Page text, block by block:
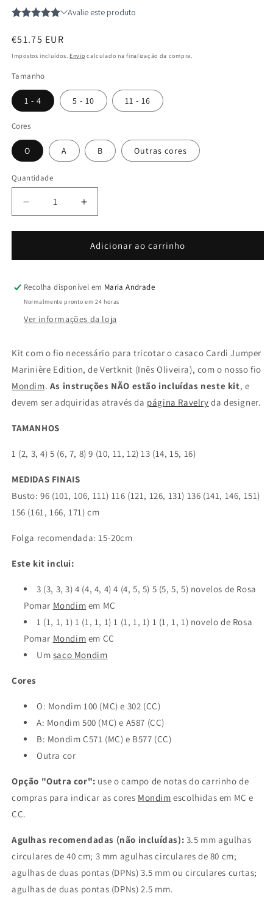
Preço
normal
€51.75 EUR
Impostos incluídos. Envio calculado na finalização da compra.
Tamanho
1 - 4 5 - 10 11 - 16
Cores
O A B Outras cores
Quantidade
Quantidade
Diminuir
a
quantidade
Kit
Jumper
Marinière
Aumentar
a
quantidade
de
Kit
Jumper
Marinière
Adicionar ao carrinho
Recolha disponível em Maria Andrade
Normalmente pronto em 24 horas
Ver informações da loja
Kit com o fio necessário para tricotar o casaco Cardi Jumper
Marinière Edition, de Vertknit (Inês Oliveira), com o nosso fio
Mondim. As instruções NÃO estão incluídas neste kit, e
devem ser adquiridas através da página Ravelry da designer.
TAMANHOS
1 (2, 3, 4) 5 (6, 7, 8) 9 (10, 11, 12) 13 (14, 15, 16)
MEDIDAS FINAIS
Busto:96 (101, 106, 111) 116 (121, 126, 131) 136 (141, 146, 151)
156 (161, 166, 171) cm
Folga recomendada: 15-20cm
Este kit inclui:
3 (3, 3, 3) 4 (4, 4, 4) 4 (4, 5, 5) 5 (5, 5, 5) novelos de Rosa
Pomar Mondim em MC
1 (1, 1, 1) 1 (1, 1, 1) 1 (1, 1, 1) 1 (1, 1, 1) novelo de Rosa
Pomar Mondim em CC
Um saco Mondim
Cores
O: Mondim 100 (MC) e 302 (CC)
A: Mondim 500 (MC) e A587 (CC)
B: Mondim C571 (MC) e B577 (CC)
Outra cor
Opção "Outra cor": use o campo de notas do carrinho de
compras para indicar as cores Mondim escolhidas em MC e
CC.
Agulhas recomendadas (não incluídas): 3.5 mm agulhas
circulares de 40 cm; 3 mm agulhas circulares de 80 cm;
agulhas de duas pontas (DPNs) 3.5 mm ou circulares curtas;
agulhas de duas pontas (DPNs) 2.5 mm.